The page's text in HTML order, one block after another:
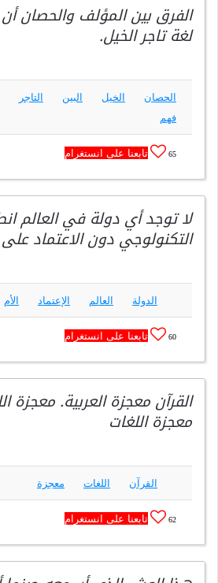
الفرق بين المؤلف والحصان
لغة تاجر الخيل.
الحصان الخيل البين التاجر
فهم
65 تابعنا على انستغرام
لا توجد أي دولة في العالم
التكنولوجي دون الاعتماد على
الدولة العالم الإعتماد الأم
60 تابعنا على انستغرام
القرآن معجزة العربية. معجزة
معجزة اللغات
القرآن اللغات معجزة
62 تابعنا على انستغرام